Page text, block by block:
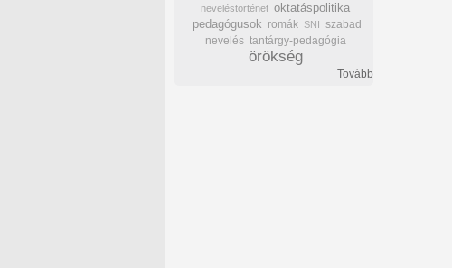
neveléstörténet oktatáspolitika
pedagógusok romák SNI szabad
nevelés tantárgy-pedagógia
örökség
Tovább